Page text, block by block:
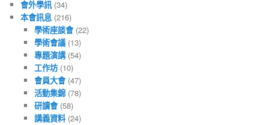
會外學訊(34)
本會訊息 (216)
學術座談會(22)
學術會議(13)
專題演講(54)
工作坊(10)
會員大會(47)
活動集錦(78)
研讀會(58)
講義資料(24)